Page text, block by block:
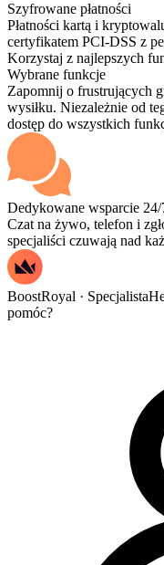
Szyfrowane płatności
Płatności kartą i
certyfikatem PCI-DSS z
Korzystaj z najlepszych
Wybrane funkcje
Zapomnij o frustrujących
wysiłku. Niezależnie od
dostęp do wszystkich
Dedykowane wsparcie 24/
Czat na żywo, telefon i
specjaliści czuwają nad
BoostRoyal · Specjalista
pomóc?